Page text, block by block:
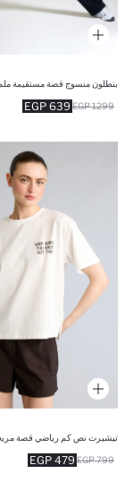
639 EGP 1299 EGP
479 EGP 799 EGP